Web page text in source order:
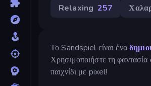
Relaxing 257
Το Sandspiel είναι ένα
Χρησιμοποιήστε τη φαντασία
παιχνίδι με pixel!